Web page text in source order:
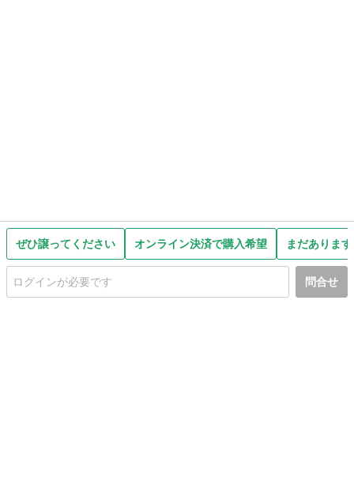
ぜひ譲ってください オンライン決済で購入希望 まだありま
問合せ